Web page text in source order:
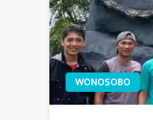
WONOSOBO